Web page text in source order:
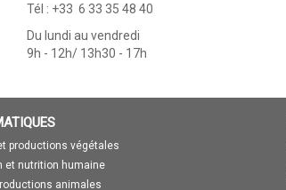
Tél : +33 6 33 35 48 40
Du lundi au vendredi
9h - 12h/ 13h30 - 17h
productions végétales
et nutrition humaine
animales